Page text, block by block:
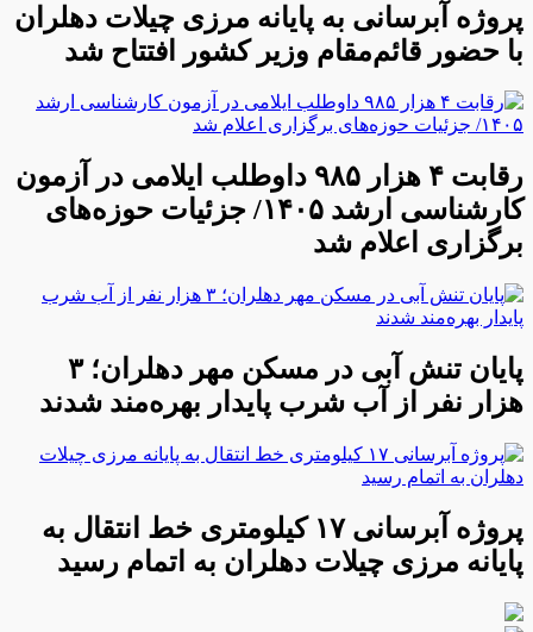
پروژه آبرسانی به پایانه مرزی چیلات دهلران
با حضور قائم‌مقام وزیر کشور افتتاح شد
رقابت ۴ هزار ۹۸۵ داوطلب ایلامی در آزمون
کارشناسی ارشد ۱۴۰۵/ جزئیات حوزه‌های
برگزاری اعلام شد
پایان تنش آبی در مسکن مهر دهلران؛ ۳
هزار نفر از آب شرب پایدار بهره‌مند شدند
پروژه آبرسانی ۱۷ کیلومتری خط انتقال به
پایانه مرزی چیلات دهلران به اتمام رسید